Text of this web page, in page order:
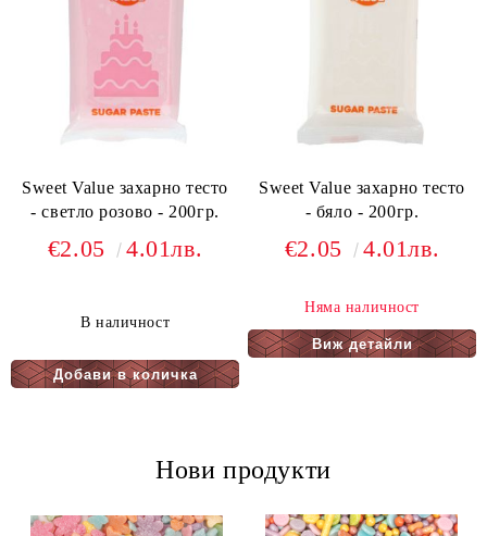
Sweet Value захарно тесто
- светло розово - 200гр.
€2.05 4.01лв.
В наличност
Sweet Value захарно тесто
- бяло - 200гр.
€2.05 4.01лв.
Няма наличност
Виж детайли
Нови продукти